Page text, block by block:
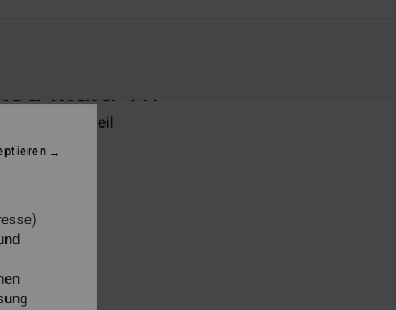
Multi Tri
Bikinioberteil
25%